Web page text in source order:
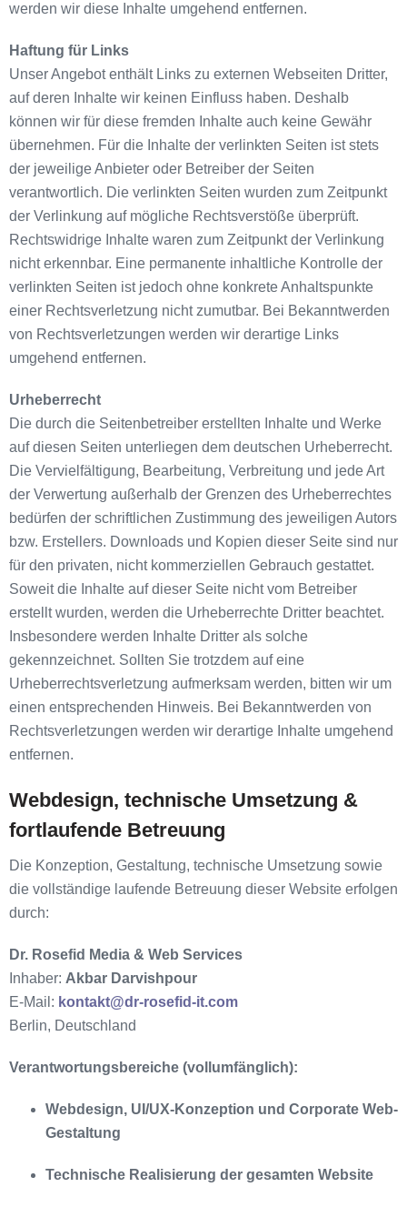
werden wir diese Inhalte umgehend entfernen.
Haftung für Links
Unser Angebot enthält Links zu externen Webseiten Dritter,
auf deren Inhalte wir keinen Einfluss haben. Deshalb
können wir für diese fremden Inhalte auch keine Gewähr
übernehmen. Für die Inhalte der verlinkten Seiten ist stets
der jeweilige Anbieter oder Betreiber der Seiten
verantwortlich. Die verlinkten Seiten wurden zum Zeitpunkt
der Verlinkung auf mögliche Rechtsverstöße überprüft.
Rechtswidrige Inhalte waren zum Zeitpunkt der Verlinkung
nicht erkennbar. Eine permanente inhaltliche Kontrolle der
verlinkten Seiten ist jedoch ohne konkrete Anhaltspunkte
einer Rechtsverletzung nicht zumutbar. Bei Bekanntwerden
von Rechtsverletzungen werden wir derartige Links
umgehend entfernen.
Urheberrecht
Die durch die Seitenbetreiber erstellten Inhalte und Werke
auf diesen Seiten unterliegen dem deutschen Urheberrecht.
Die Vervielfältigung, Bearbeitung, Verbreitung und jede Art
der Verwertung außerhalb der Grenzen des Urheberrechtes
bedürfen der schriftlichen Zustimmung des jeweiligen Autors
bzw. Erstellers. Downloads und Kopien dieser Seite sind nur
für den privaten, nicht kommerziellen Gebrauch gestattet.
Soweit die Inhalte auf dieser Seite nicht vom Betreiber
erstellt wurden, werden die Urheberrechte Dritter beachtet.
Insbesondere werden Inhalte Dritter als solche
gekennzeichnet. Sollten Sie trotzdem auf eine
Urheberrechtsverletzung aufmerksam werden, bitten wir um
einen entsprechenden Hinweis. Bei Bekanntwerden von
Rechtsverletzungen werden wir derartige Inhalte umgehend
entfernen.
Webdesign, technische Umsetzung &
fortlaufende Betreuung
Die Konzeption, Gestaltung, technische Umsetzung sowie
die vollständige laufende Betreuung dieser Website erfolgen
durch:
Dr. Rosefid Media & Web Services
Inhaber: Akbar Darvishpour
E-Mail: kontakt@dr-rosefid-it.com
Berlin, Deutschland
Verantwortungsbereiche (vollumfänglich):
Webdesign, UI/UX-Konzeption und Corporate Web-
Gestaltung
Technische Realisierung der gesamten Website